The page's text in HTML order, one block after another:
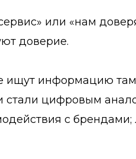
или «нам
доверие.
информацию
стали цифровым
с